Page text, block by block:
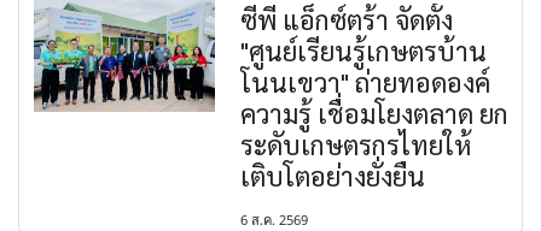
ซีพี แอ็กซ์ตร้า จัดตั้ง
"ศูนย์เรียนรู้เกษตรบ้าน
โนนเขวา" ถ่ายทอดองค์
ความรู้ เชื่อมโยงตลาด ยก
ระดับเกษตรกรไทยให้
เติบโตอย่างยั่งยืน
6 ส.ค. 2569